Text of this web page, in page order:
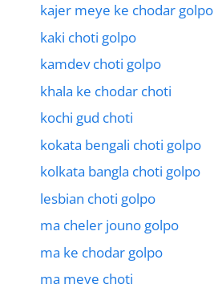
kajer meye ke chodar golpo
kaki choti golpo
kamdev choti golpo
khala ke chodar choti
kochi gud choti
kokata bengali choti golpo
kolkata bangla choti golpo
lesbian choti golpo
ma cheler jouno golpo
ma ke chodar golpo
ma meye choti